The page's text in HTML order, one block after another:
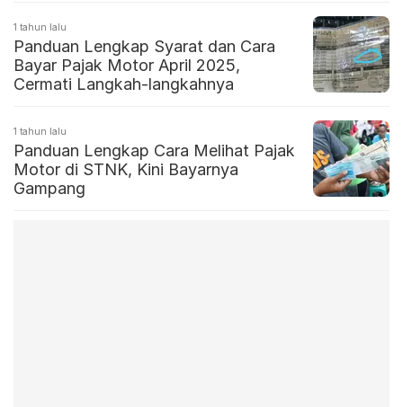
1 tahun lalu
Panduan Lengkap Syarat dan Cara
Bayar Pajak Motor April 2025,
Cermati Langkah-langkahnya
1 tahun lalu
Panduan Lengkap Cara Melihat Pajak
Motor di STNK, Kini Bayarnya
Gampang